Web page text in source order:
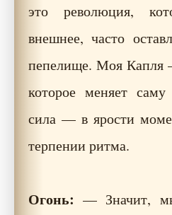
это революция,
внешнее, часто
пепелище. Моя Капля
которое меняет
сила — в ярости
терпении ритма.
Огонь: — Значит,